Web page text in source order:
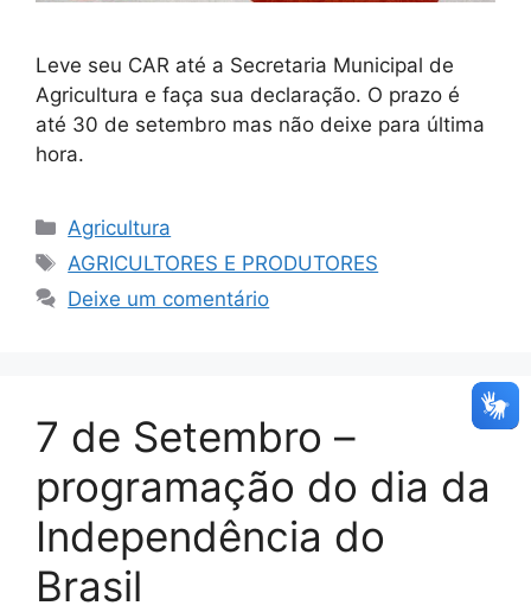
Leve seu CAR até a Secretaria Municipal de
Agricultura e faça sua declaração. O prazo é
até 30 de setembro mas não deixe para última
hora.
Agricultura
AGRICULTORES E PRODUTORES
Deixe um comentário
7 de Setembro –
programação do dia da
Independência do
Brasil